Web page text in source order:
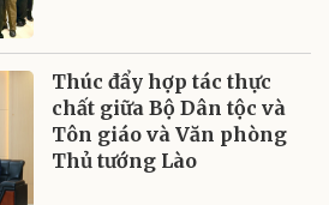
Thúc đẩy hợp tác thực
chất giữa Bộ Dân tộc và
Tôn giáo và Văn phòng
Thủ tướng Lào